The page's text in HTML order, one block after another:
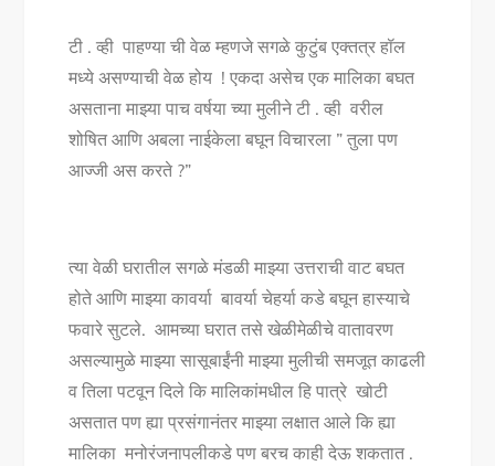
टेलिव्हिजन
मालिका
मधील
धडाडीच्या
टी . व्ही पाहण्या ची वेळ म्हणजे सगळे कुटुंब एक्तत्र हॉल
मध्ये असण्याची वेळ होय ! एकदा असेच एक मालिका बघत
असताना माझ्या पाच वर्षया च्या मुलीने टी . व्ही वरील
शोषित आणि अबला नाईकेला बघून विचारला ” तुला पण
आज्जी अस करते ?”
त्या वेळी घरातील सगळे मंडळी माझ्या उत्तराची वाट बघत
होते आणि माझ्या कावर्या बावर्या चेहर्या कडे बघून हास्याचे
फवारे सुटले. आमच्या घरात तसे खेळीमेळीचे वातावरण
असल्यामुळे माझ्या सासूबाईंनी माझ्या मुलीची समजूत काढली
व तिला पटवून दिले कि मालिकांमधील हि पात्रे खोटी
असतात पण ह्या प्रसंगानंतर माझ्या लक्षात आले कि ह्या
मालिका मनोरंजनापलीकडे पण बरच काही देऊ शकतात .